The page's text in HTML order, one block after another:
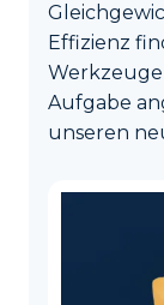
Effizienz
Werkzeuge
Aufgabe
unseren